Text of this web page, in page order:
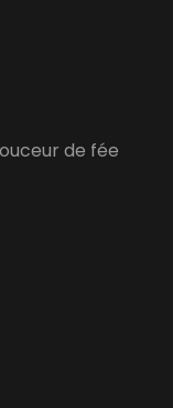
de fée